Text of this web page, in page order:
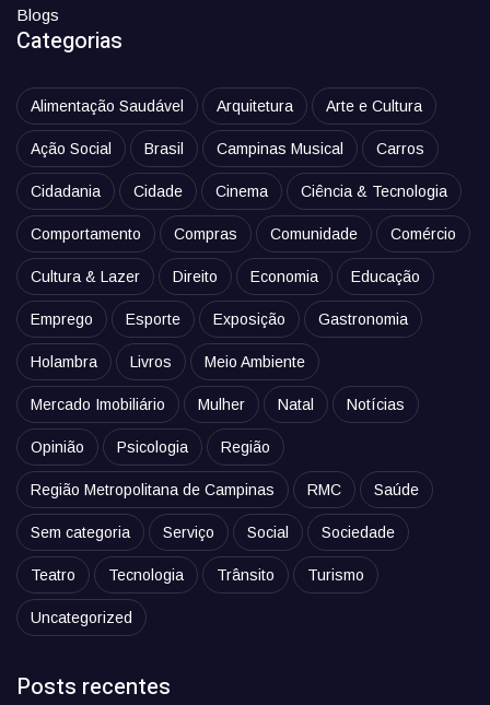
Blogs
Categorias
Alimentação Saudável Arquitetura Arte e Cultura
Ação Social Brasil Campinas Musical Carros
Cidadania Cidade Cinema Ciência & Tecnologia
Comportamento Compras Comunidade Comércio
Cultura & Lazer Direito Economia Educação
Emprego Esporte Exposição Gastronomia
Holambra Livros Meio Ambiente
Mercado Imobiliário Mulher Natal Notícias
Opinião Psicologia Região
Região Metropolitana de Campinas RMC Saúde
Sem categoria Serviço Social Sociedade
Teatro Tecnologia Trânsito Turismo
Uncategorized
Posts recentes